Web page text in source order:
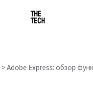
>Adobe Express: обзор